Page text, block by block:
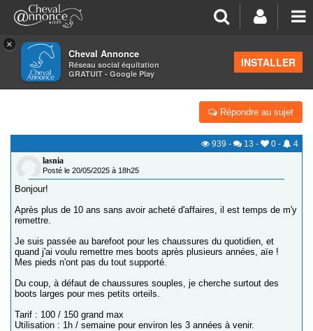
×
Cheval Annonce
Réseau social équitation
GRATUIT - Google Play
INSTALLER
>Équipements
BOOTS LARGES
Répondre au sujet
939 - 13 - 0 -
4
lasnia
Posté le 20/05/2025 à 18h25
Bonjour!
Après plus de 10 ans sans avoir acheté d'affaires, il est temps de m'y
remettre.
Je suis passée au barefoot pour les chaussures du quotidien, et
quand j'ai voulu remettre mes boots après plusieurs années, aïe !
Mes pieds n'ont pas du tout supporté.
Du coup, à défaut de chaussures souples, je cherche surtout des
boots larges pour mes petits orteils.
Tarif : 100 / 150 grand max
Utilisation : 1h / semaine pour environ les 3 années à venir.